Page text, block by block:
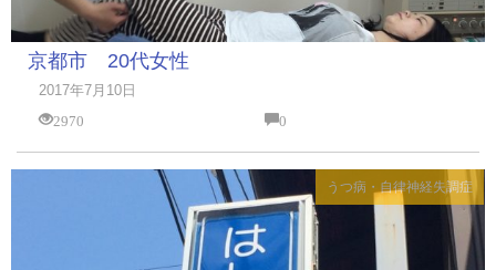
京都市 20代女性
2017年7月10日
2970
0
うつ病・自律神経失調症